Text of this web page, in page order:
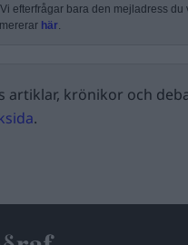
Vi efterfrågar bara den mejladress
här.
artiklar, krönikor och
.